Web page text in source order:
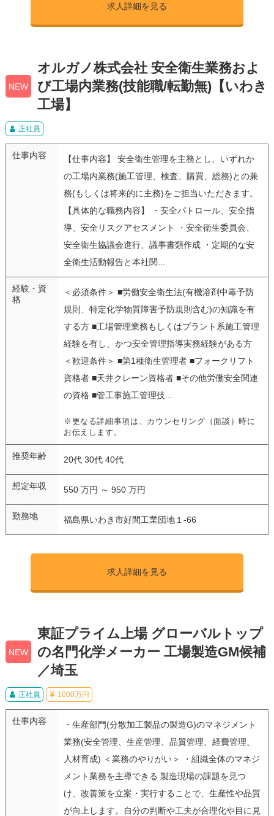
求人詳細を見る
NEW
オルガノ株式会社 安全衛生業務およ
び工場内業務(技能職/転勤無)【いわき
工場】
正社員
仕事内容
【仕事内容】 安全衛生管理を主務とし、いずれか
の工場内業務(施工管理、検査、購買、総務)との兼
務(もしくは将来的に主務)をご担当いただきます。
【具体的な職務内容】 ・安全パトロール、安全指
導、安全リスクアセスメント ・安全衛生委員会、
安全衛生協議会進行、議事書類作成 ・定期的な安
全衛生活動報告と本社関...
経験・資
格
＜必須条件＞ ■労働安全衛生法(有機溶剤中毒予防
規則、特定化学物質障害予防規則含む)の知識を有
する方 ■工場管理業務もしくはプラント系施工管理
経験を有し、かつ安全管理指導実務経験がある方
＜歓迎条件＞ ■第1種衛生管理者 ■フォークリフト
資格者 ■天井クレーン資格者 ■その他労働安全関連
の資格 ■管工事施工管理技...
※更なる詳細事項は、カウンセリング（面談）時に
お伝えします。
推奨年齢 20代 30代 40代
想定年収 550 万円 ～ 950 万円
勤務地 福島県いわき市好間工業団地１-66
求人詳細を見る
NEW
東証プライム上場 グローバルトップ
の名門化学メーカー 工場製造GM候補
／埼玉
正社員 1000万円
仕事内容
・生産部門(分散加工製品の製造G)のマネジメント
業務(安全管理、生産管理、品質管理、経費管理、
人材育成) ＜業務のやりがい＞ ・組織全体のマネジ
メント業務を主導できる 製造現場の課題を見つ
け、改善策を立案・実行することで、生産性や品質
が向上します。自分の判断や工夫が合理化や目に見